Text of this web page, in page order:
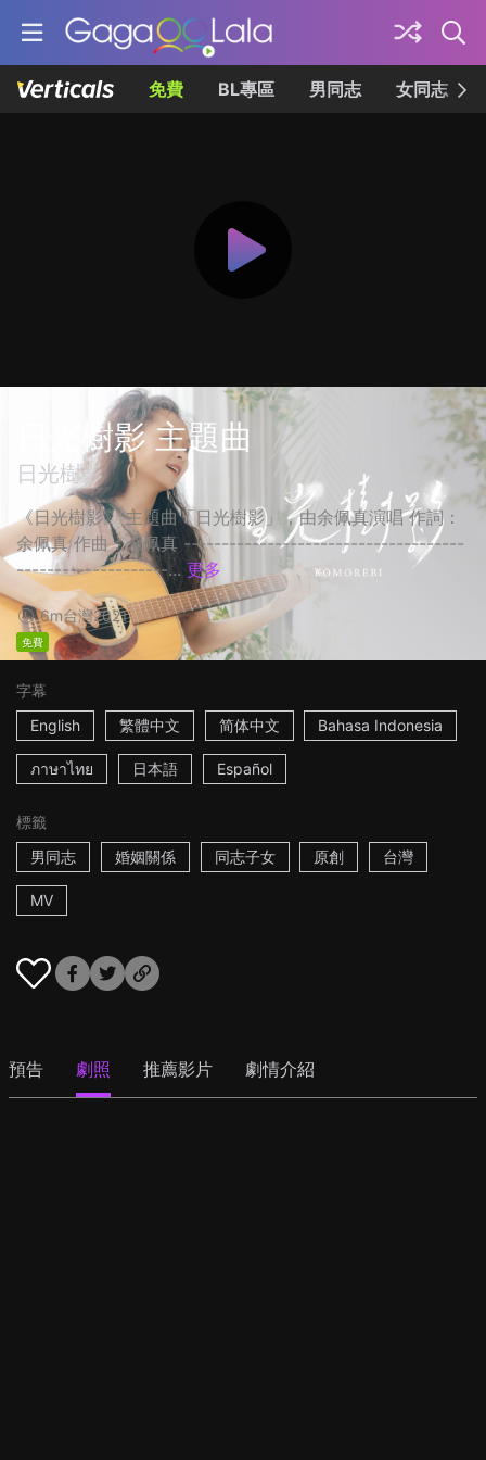
免費 BL專區 男同志 女同志
日光樹影 主題曲
日光樹影
《日光樹影》 主題曲「日光樹影」，由余佩真演唱 作詞：
余佩真 作曲：余佩真 -------------------------------------
--------------------... 更多
6m台灣2021
免費
字幕
English
繁體中文 简体中文 Bahasa Indonesia
ภาษาไทย 日本語 Español
標籤
男同志
婚姻關係 同志子女 原創 台灣
MV
預告 劇照 推薦影片 劇情介紹